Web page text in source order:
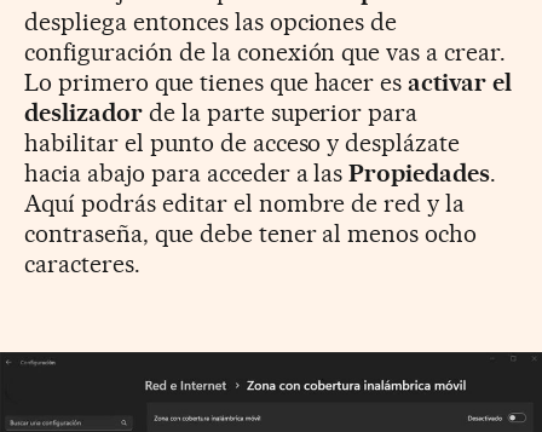
despliega entonces las opciones de
configuración de la conexión que vas a crear.
Lo primero que tienes que hacer esactivar el
deslizadorde la parte superior para
habilitar el punto de acceso y desplázate
hacia abajo para acceder a lasPropiedades.
Aquí podrás editar el nombre de red y la
contraseña, que debe tener al menos ocho
caracteres.